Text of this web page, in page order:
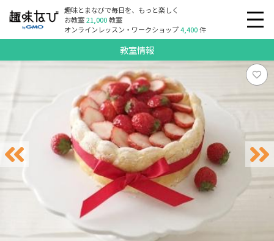
趣味とまなびで毎日を、もっと楽しく
お教室21,000教室
オンラインレッスン・ワークショップ4,400件
教室情報